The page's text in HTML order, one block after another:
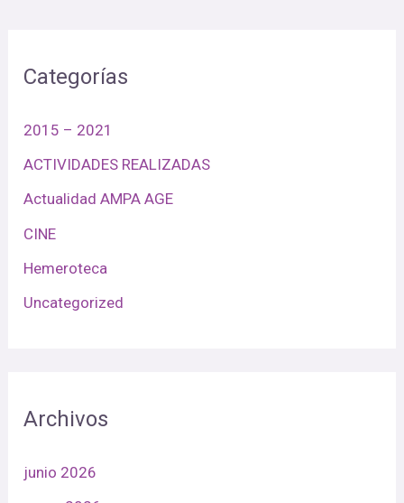
Categorías
2015 – 2021
ACTIVIDADES REALIZADAS
Actualidad AMPA AGE
CINE
Hemeroteca
Uncategorized
Archivos
junio 2026